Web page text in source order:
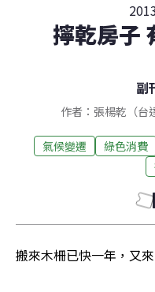
擰乾房子
副
作者：張楊乾（台
氣候變遷 綠色消費
搬來木柵已快一年，又